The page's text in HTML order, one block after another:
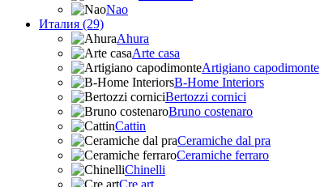
Nao
Италия (29)
Ahura
Arte casa
Artigiano capodimonte
B-Home Interiors
Bertozzi cornici
Bruno costenaro
Cattin
Ceramiche dal pra
Ceramiche ferraro
Chinelli
Cre art